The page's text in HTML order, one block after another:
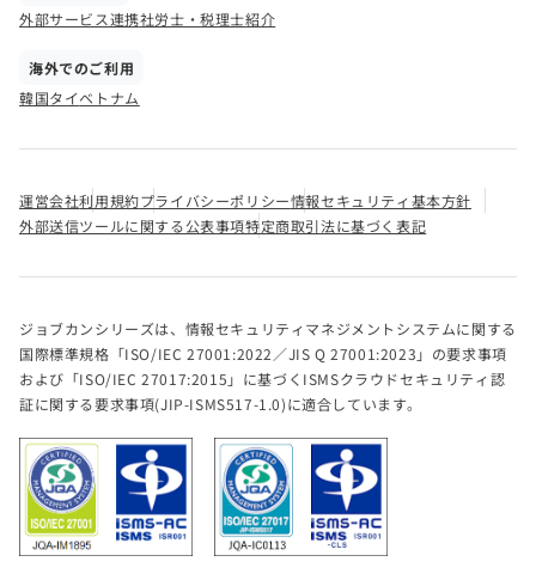
外部サービス連携社労士・税理士紹介
海外でのご利用
韓国タイベトナム
運営会社利用規約プライバシーポリシー情報セキュリティ基本方針
外部送信ツールに関する公表事項特定商取引法に基づく表記
ジョブカンシリーズは、情報セキュリティマネジメントシステムに関する
国際標準規格「ISO/IEC 27001:2022／JIS Q 27001:2023」の要求事項
および「ISO/IEC 27017:2015」に基づくISMSクラウドセキュリティ認
証に関する要求事項(JIP-ISMS517-1.0)に適合しています。